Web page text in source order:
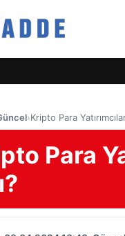
›Kripto Para
Para